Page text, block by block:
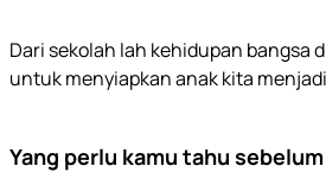
Dari sekolah lah kehidupan bangsa
untuk menyiapkan anak kita
Yang perlu kamu tahu